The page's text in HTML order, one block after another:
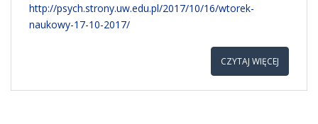
http://psych.strony.uw.edu.pl/2017/10/16/wtorek-
naukowy-17-10-2017/
CZYTAJ WIĘCEJ